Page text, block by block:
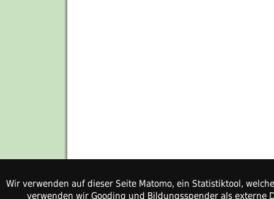
Wir verwenden auf dieser Seite Matomo, ein Statistiktool,
verwenden wir Gooding und Bildungsspender als externe